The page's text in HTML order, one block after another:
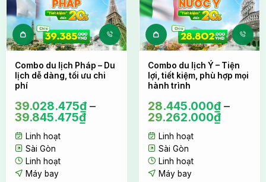
Sản phẩm này có nhiều biến thể. Các tùy
Combo du lịch Pháp – Du
lịch dễ dàng, tối ưu chi
phí
39.028.475₫–
39.845.475₫
Linh hoạt
Sài Gòn
Linh hoạt
Máy bay
Sản phẩm
Combo du lịch Ý – Tiện
lợi, tiết kiệm, phù hợp mọi
hành trình
28.445.000₫–
29.262.000₫
Linh hoạt
Sài Gòn
Linh hoạt
Máy bay